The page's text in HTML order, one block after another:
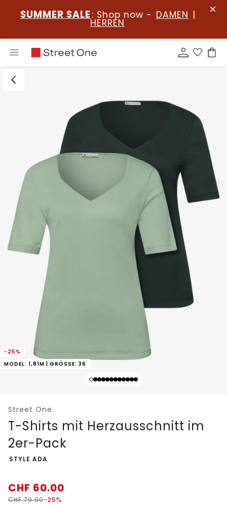
SUMMER SALE : Shop now - DAMEN |
HERREN
-25%
MODEL: 1,81M | GRÖSSE: 36
Street One
T-Shirts mit Herzausschnitt im
2er-Pack
-
STYLE ADA
CHF 60.00
CHF79.90-25%